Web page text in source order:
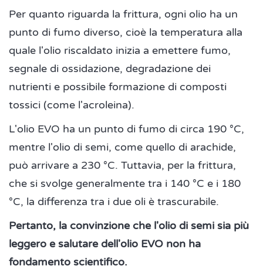
Per quanto riguarda la frittura, ogni olio ha un
punto di fumo diverso, cioè la temperatura alla
quale l'olio riscaldato inizia a emettere fumo,
segnale di ossidazione, degradazione dei
nutrienti e possibile formazione di composti
tossici (come l'acroleina).
L'olio EVO ha un punto di fumo di circa 190 °C,
mentre l'olio di semi, come quello di arachide,
può arrivare a 230 °C. Tuttavia, per la frittura,
che si svolge generalmente tra i 140 °C e i 180
°C, la differenza tra i due oli è trascurabile.
Pertanto, la convinzione che l'olio di semi sia più
leggero e salutare dell'olio EVO non ha
fondamento scientifico.